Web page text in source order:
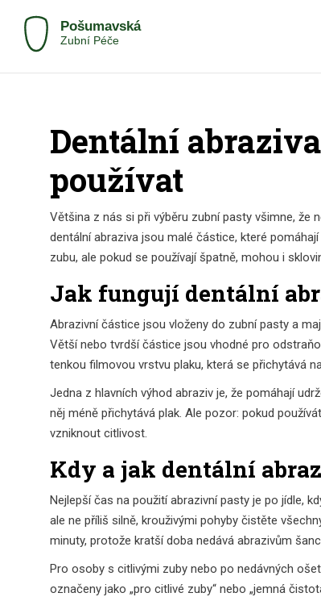
Dentální
používat
Většina z nás si při výběru zubní pasty všimne, že
dentální abraziva jsou malé částice, které
zubu, ale pokud se používají špatně, mohou i
Jak fungují dentální
Abrazivní částice jsou vloženy do zubní pasty a
Větší nebo tvrdší částice jsou vhodné pro
tenkou filmovou vrstvu plaku, která se přichytává
Jedna z hlavních výhod abraziv je, že pomáhají
něj méně přichytává plak. Ale pozor: pokud
vzniknout citlivost.
Kdy a jak dentální
Nejlepší čas na použití abrazivní pasty je po jídle,
ale ne příliš silně, krouživými pohyby čistěte
minuty, protože kratší doba nedává abrazivům
Pro osoby s citlivými zuby nebo po nedávných
označeny jako „pro citlivé zuby“ nebo „jemná